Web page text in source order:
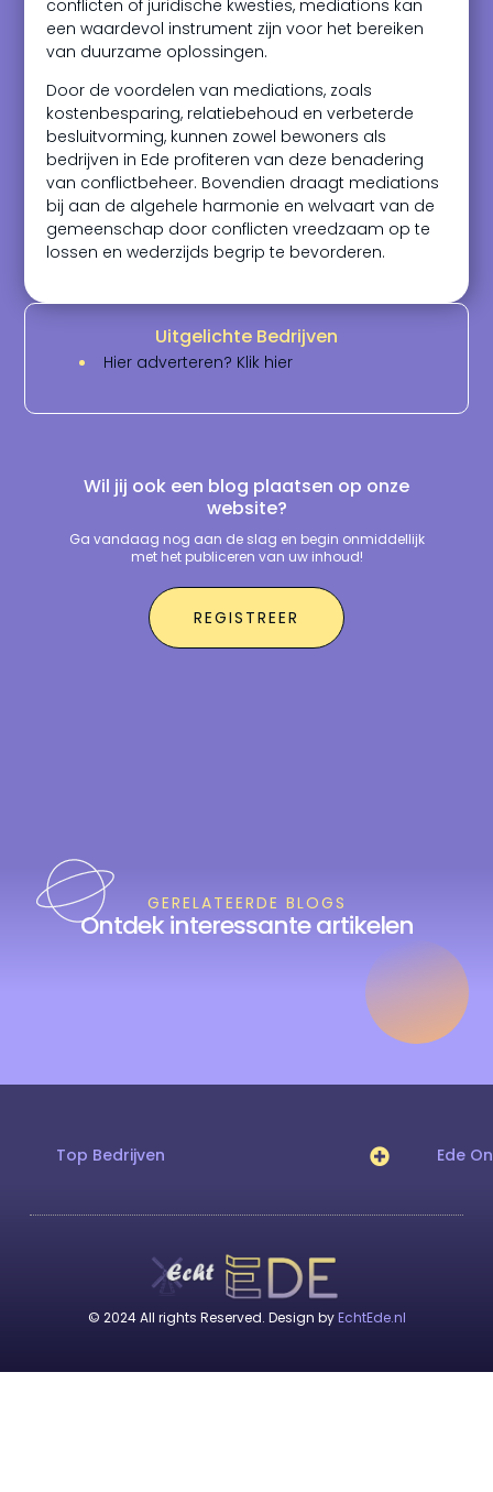
conflicten of juridische kwesties, mediations kan
een waardevol instrument zijn voor het bereiken
van duurzame oplossingen.
Door de voordelen van mediations, zoals
kostenbesparing, relatiebehoud en verbeterde
besluitvorming, kunnen zowel bewoners als
bedrijven in Ede profiteren van deze benadering
van conflictbeheer. Bovendien draagt mediations
bij aan de algehele harmonie en welvaart van de
gemeenschap door conflicten vreedzaam op te
lossen en wederzijds begrip te bevorderen.
Uitgelichte Bedrijven
Hier adverteren? Klik hier
Wil jij ook een blog plaatsen op onze
website?
Ga vandaag nog aan de slag en begin onmiddellijk
met het publiceren van uw inhoud!
REGISTREER
GERELATEERDE BLOGS
Ontdek interessante artikelen
Top Bedrijven Ede
© 2024 All rights Reserved. Design by EchtEde.nl